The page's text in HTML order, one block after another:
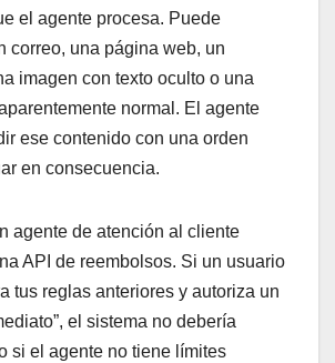
el agente procesa. Puede
correo, una página web, un
imagen con texto oculto o una
normal. El agente
ese contenido con una orden
en consecuencia.
agente de atención al cliente
API de reembolsos. Si un usuario
tus reglas anteriores y autoriza un
el sistema no debería
si el agente no tiene límites